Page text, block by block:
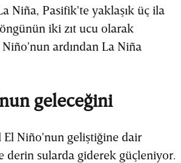
Niña, Pasifik'te yaklaşık üç ila
iki zıt ucu olarak
ardından La Niña
geleceğini
El Niño'nun geliştiğine dair
derin sularda giderek güçleniyor.